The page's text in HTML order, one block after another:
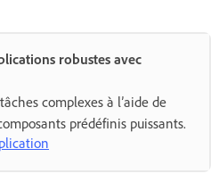
robustes avec
complexes à l’aide de
prédéfinis puissants.